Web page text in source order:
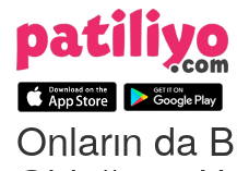
Onların da